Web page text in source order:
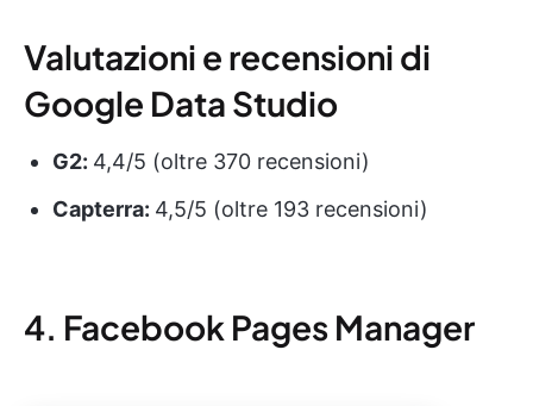
Valutazioni e recensioni di
Google Data Studio
G2: 4,4/5 (oltre 370 recensioni)
Capterra: 4,5/5 (oltre 193 recensioni)
4. Facebook Pages Manager